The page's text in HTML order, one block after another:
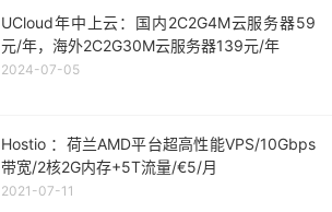
UCloud年中上云：国内2C2G4M云服务器59
元/年，海外2C2G30M云服务器139元/年
2024-07-05
Hostio ：荷兰AMD平台超高性能VPS/10Gbps
带宽/2核2G内存+5T流量/€5/月
2021-07-11